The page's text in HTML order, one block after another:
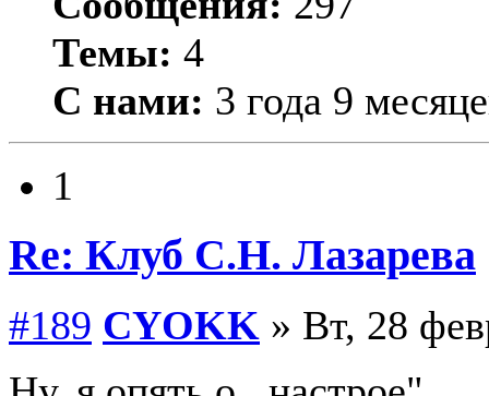
Темы: 4
С нами: 3 года 9
1
Re: Клуб С.Н. Лазарева
#189 CYOKK » Вт, 28